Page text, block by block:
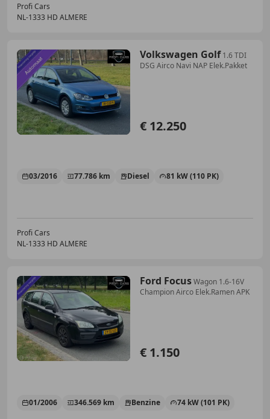
Profi Cars
NL-1333 HD ALMERE
Volkswagen Golf 1.6 TDI
DSG Airco Navi NAP Elek.Pakket
€ 12.250
03/2016 77.786 km Diesel 81 kW (110 PK)
Profi Cars
NL-1333 HD ALMERE
Ford FocusWagon 1.6-16V
Champion Airco Elek.Ramen APK
€ 1.150
01/2006 346.569 km Benzine 74 kW (101 PK)